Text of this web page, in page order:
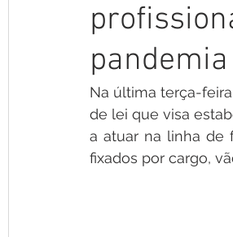
Gestão e Economia No
Vacinômetro
Licitações Comunidade
Na última terça-
de lei que visa
a atuar na linha de
fixados por cargo,